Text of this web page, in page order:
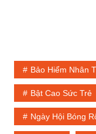
Bảo Hiểm Nhân
Bật Cao Sức Trẻ
Ngày Hội Bóng